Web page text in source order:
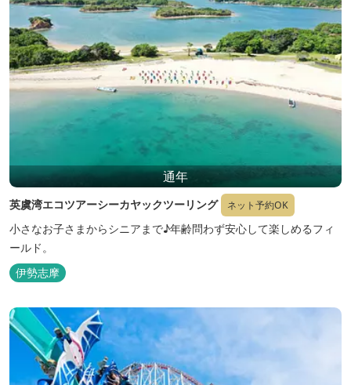
通年
英虞湾エコツアーシーカヤックツーリング ネット予約OK
小さなお子さまからシニアまで♪年齢問わず安心して楽しめるフィ
ールド。
伊勢志摩